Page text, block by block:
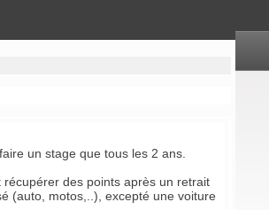
un stage que tous les 2 ans.
des points après un retrait
(auto, motos,..), excepté une voiture